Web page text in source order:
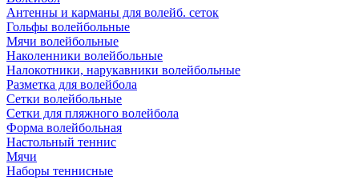
Антенны и карманы для волейб. сеток
Гольфы волейбольные
Мячи волейбольные
Наколенники волейбольные
Налокотники, нарукавники волейбольные
Разметка для волейбола
Сетки волейбольные
Сетки для пляжного волейбола
Форма волейбольная
Настольный теннис
Мячи
Наборы теннисные